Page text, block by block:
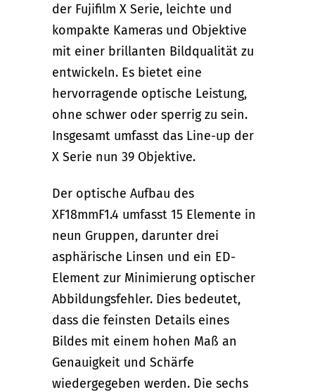
der Fujifilm X Serie, leichte und
kompakte Kameras und Objektive
mit einer brillanten Bildqualität zu
entwickeln. Es bietet eine
hervorragende optische Leistung,
ohne schwer oder sperrig zu sein.
Insgesamt umfasst das Line-up der
X Serie nun 39 Objektive.
Der optische Aufbau des
XF18mmF1.4 umfasst 15 Elemente in
neun Gruppen, darunter drei
asphärische Linsen und ein ED-
Element zur Minimierung optischer
Abbildungsfehler. Dies bedeutet,
dass die feinsten Details eines
Bildes mit einem hohen Maß an
Genauigkeit und Schärfe
wiedergegeben werden. Die sechs